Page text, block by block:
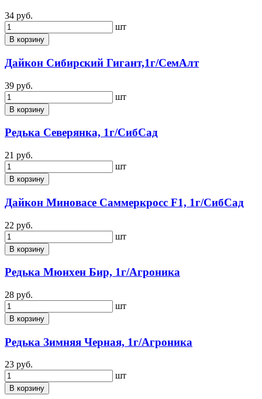
34 руб.
шт
В корзину
Дайкон Сибирский Гигант,1г/СемАлт
39 руб.
шт
В корзину
Редька Северянка, 1г/СибСад
21 руб.
шт
В корзину
Дайкон Миновасе Саммеркросс F1, 1г/СибСад
22 руб.
шт
В корзину
Редька Мюнхен Бир, 1г/Агроника
28 руб.
шт
В корзину
Редька Зимняя Черная, 1г/Агроника
23 руб.
шт
В корзину